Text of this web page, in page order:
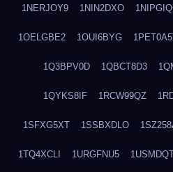
1NERJOY9 1NIN2DXO
1OELGBE2 1OUI6BYG
1Q3BPV0D 1QBCT8D3
1QYKS8IF 1RCW99QZ
1SFXG5XT 1SSBXDLO
1TQ4XCLI 1URGFNU5